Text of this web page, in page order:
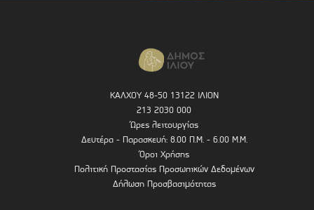
ΚΑΛΧΟΥ 48-50 13122 ΙΛΙΟΝ
213 2030 000
Ώρες λειτουργίας
Δευτέρα - Παρασκευή: 8.00 Π.Μ. - 6.00 Μ.Μ.
Όροι Χρήσης
Πολιτική Προστασίας Προσωπικών Δεδομένων
Δήλωση Προσβασιμότητας